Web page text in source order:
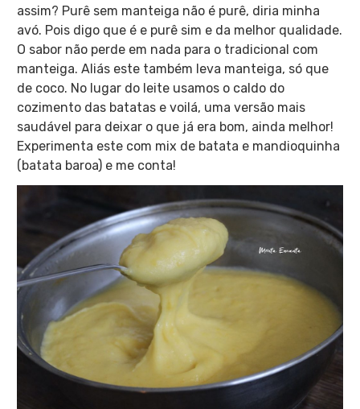
assim? Purê sem manteiga não é purê, diria minha
avó. Pois digo que é e purê sim e da melhor qualidade.
O sabor não perde em nada para o tradicional com
manteiga. Aliás este também leva manteiga, só que
de coco. No lugar do leite usamos o caldo do
cozimento das batatas e voilá, uma versão mais
saudável para deixar o que já era bom, ainda melhor!
Experimenta este com mix de batata e mandioquinha
(batata baroa) e me conta!